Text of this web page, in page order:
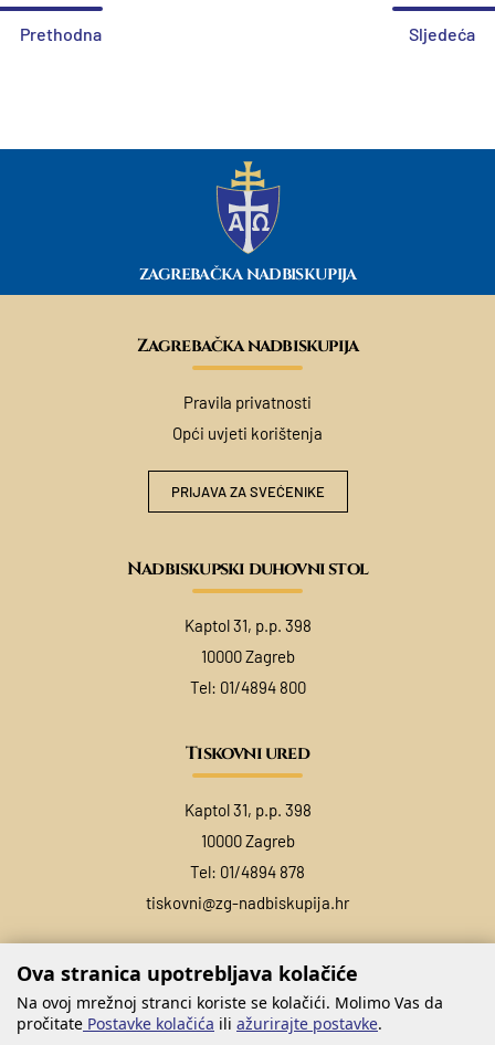
Prethodna Sljedeća
ZAGREBAČKA NADBISKUPIJA
Zagrebačka nadbiskupija
Pravila privatnosti
Opći uvjeti korištenja
PRIJAVA ZA SVEĆENIKE
Nadbiskupski duhovni stol
Kaptol 31, p.p. 398
10000 Zagreb
Tel: 01/4894 800
Tiskovni ured
Kaptol 31, p.p. 398
10000 Zagreb
Tel: 01/4894 878
tiskovni@zg-nadbiskupija.hr
Ova stranica upotrebljava kolačiće
Na ovoj mrežnoj stranci koriste se kolačići. Molimo Vas da
pročitate Postavke kolačića ili ažurirajte postavke.